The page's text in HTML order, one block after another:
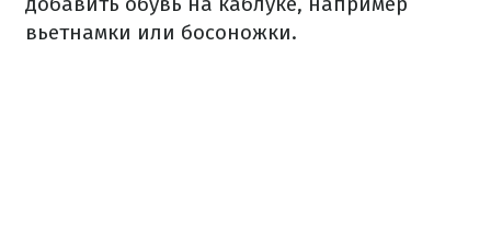
вьетнамки или босоножки.